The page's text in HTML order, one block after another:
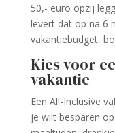
50,- euro opzij
levert dat op na 6
vakantiebudget,
Kies voor
vakantie
Een All-Inclusive
je wilt besparen